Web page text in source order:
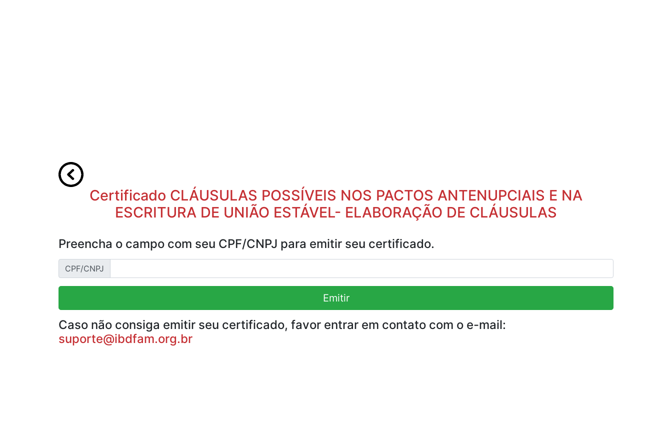
Certificado CLÁUSULAS POSSÍVEIS NOS PACTOS ANTENUPCIAIS E NA
ESCRITURA DE UNIÃO ESTÁVEL- ELABORAÇÃO DE CLÁUSULAS
Preencha o campo com seu CPF/CNPJ para emitir seu certificado.
CPF/CNPJ
Emitir
Caso não consiga emitir seu certificado, favor entrar em contato com o e-mail:
suporte@ibdfam.org.br